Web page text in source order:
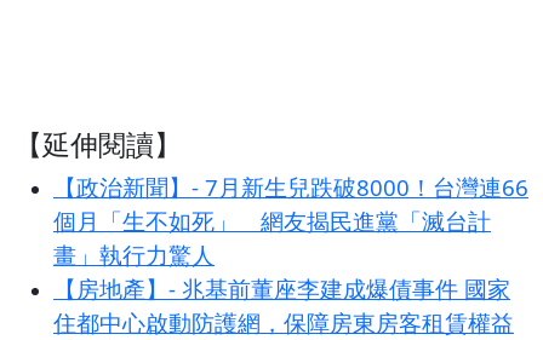
【延伸閱讀】
【政治新聞】- 7月新生兒跌破8000！台灣連66
個月「生不如死」 網友揭民進黨「滅台計
畫」執行力驚人
【房地產】- 兆基前董座李建成爆債事件 國家
住都中心啟動防護網，保障房東房客租賃權益